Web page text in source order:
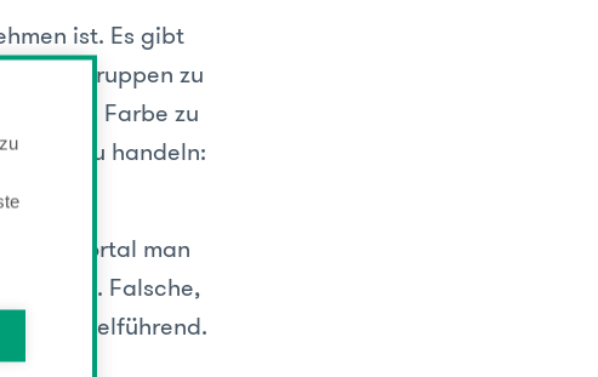
ist. Es gibt
Gruppen zu
etwas Farbe zu
zu handeln:
Portal man
werden. Falsche,
nicht zielführend.